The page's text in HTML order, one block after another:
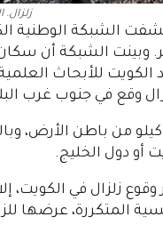
زلزال.
الشبكة أن سكان
الكويت للأبحاث
وقع في جنوب غرب
ووقع الزلزال على عمق 5 كيلو من
أو دول الخليج.
زلزال في الكويت،
المتكررة، عرضها